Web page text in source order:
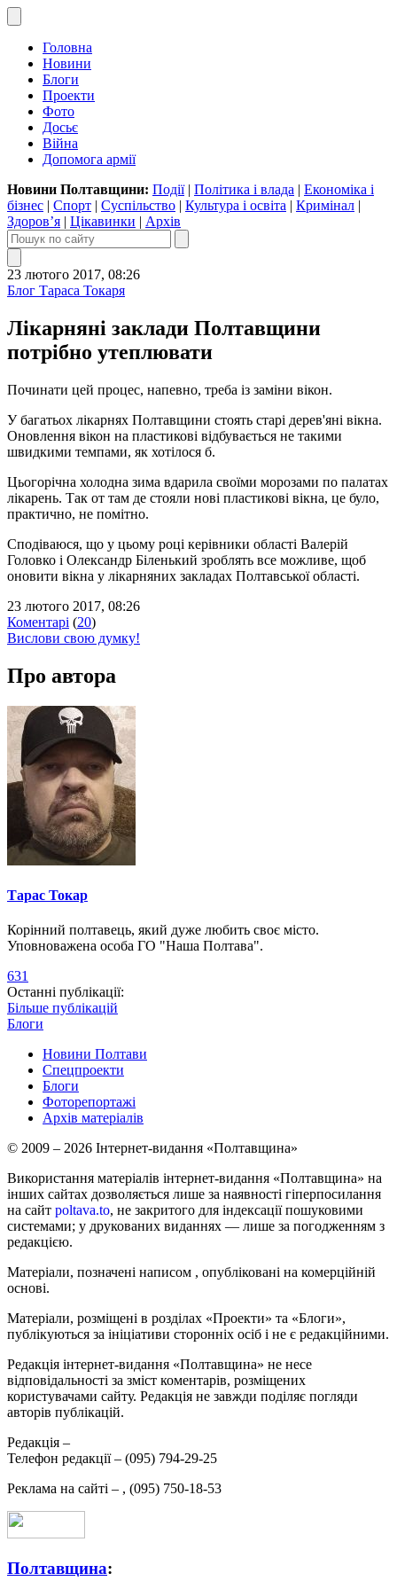
Головна
Новини
Блоги
Проекти
Фото
Досьє
Війна
Допомога армії
Новини Полтавщини: Події| Політика і влада | Економіка і
бізнес | Спорт | Суспільство | Культура і освіта | Кримінал |
Здоров’я | Цікавинки | Архів
23 лютого 2017, 08:26
Блог Тараса Токаря
Лікарняні заклади Полтавщини
потрібно утеплювати
Починати цей процес, напевно, треба із заміни вікон.
У багатьох лікарнях Полтавщини стоять старі дерев'яні вікна.
Оновлення вікон на пластикові відбувається не такими
швидкими темпами, як хотілося б.
Цьогорічна холодна зима вдарила своїми морозами по палатах
лікарень. Так от там де стояли нові пластикові вікна, це було,
практично, не помітно.
Сподіваюся, що у цьому році керівники області Валерій
Головко і Олександр Біленький зроблять все можливе, щоб
оновити вікна у лікарняних закладах Полтавської області.
23 лютого 2017, 08:26
Коментарі (20)
Вислови свою думку!
Про автора
Тарас Токар
Корінний полтавець, який дуже любить своє місто.
Уповноважена особа ГО "Наша Полтава".
631
Останні публікації:
Більше публікацій
Блоги
Новини Полтави
Спецпроекти
Блоги
Фоторепортажі
Архів матеріалів
© 2009 – 2026 Інтернет-видання «Полтавщина»
Використання матеріалів інтернет-видання «Полтавщина» на
інших сайтах дозволяється лише за наявності гіперпосилання
на сайт poltava.to, не закритого для індексації пошуковими
системами; у друкованих виданнях — лише за погодженням з
редакцією.
Матеріали, позначені написом , опубліковані на комерційній
основі.
Матеріали, розміщені в розділах «Проекти» та «Блоги»,
публікуються за ініціативи сторонніх осіб і не є редакційними.
Редакція інтернет-видання «Полтавщина» не несе
відповідальності за зміст коментарів, розміщених
користувачами сайту. Редакція не завжди поділяє погляди
авторів публікацій.
Редакція –
Телефон редакції – (095) 794-29-25
Реклама на сайті – , (095) 750-18-53
Полтавщина: